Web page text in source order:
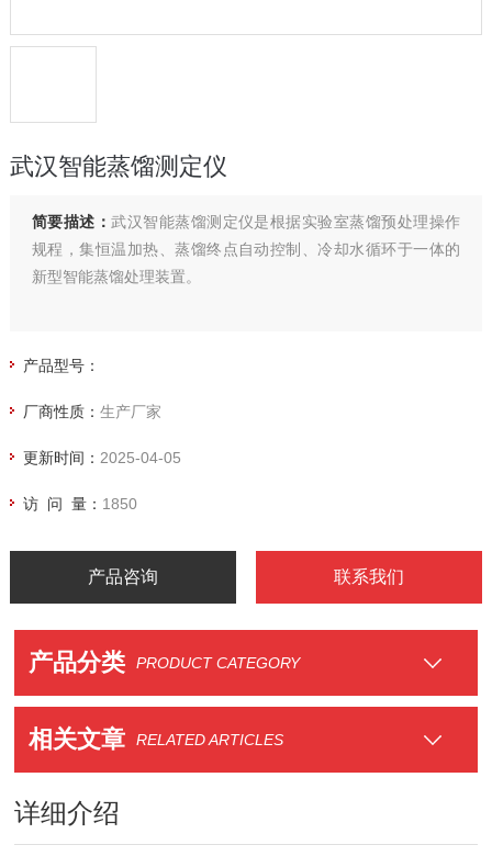
武汉智能蒸馏测定仪
简要描述：武汉智能蒸馏测定仪是根据实验室蒸馏预处理操作
规程，集恒温加热、蒸馏终点自动控制、冷却水循环于一体的
新型智能蒸馏处理装置。
产品型号：
厂商性质： 生产厂家
更新时间： 2025-04-05
访 问 量： 1850
产品咨询 联系我们
产品分类 PRODUCT CATEGORY
相关文章 RELATED ARTICLES
详细介绍